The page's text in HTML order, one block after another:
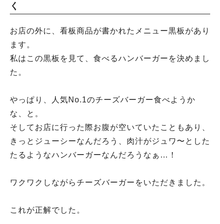
く
お店の外に、看板商品が書かれたメニュー黒板があり
ます。
私はこの黒板を見て、食べるハンバーガーを決めまし
た。
やっぱり、人気No.1のチーズバーガー食べようか
な、と。
そしてお店に行った際お腹が空いていたこともあり、
きっとジューシーなんだろう、肉汁がジュワ〜とした
たるようなハンバーガーなんだろうなぁ…！
ワクワクしながらチーズバーガーをいただきました。
これが正解でした。